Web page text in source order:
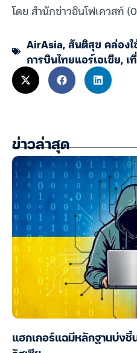
โดย สำนักข่าวอินโฟเควสท์
AirAsia,สันติสุข คล่องใ
การบินไทยแอร์เอเชีย, เ
ข่าวล่าสุด
แฮกเกอร์แฉมีหลักฐานบ่งชี้